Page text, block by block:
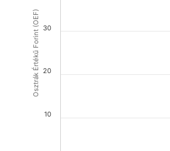
Osztrák Értékű Forint (OEF)
10
20
30